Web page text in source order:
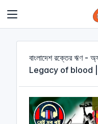
বাংলাদেশ রক্তের ঋণ -
Legacy of blood